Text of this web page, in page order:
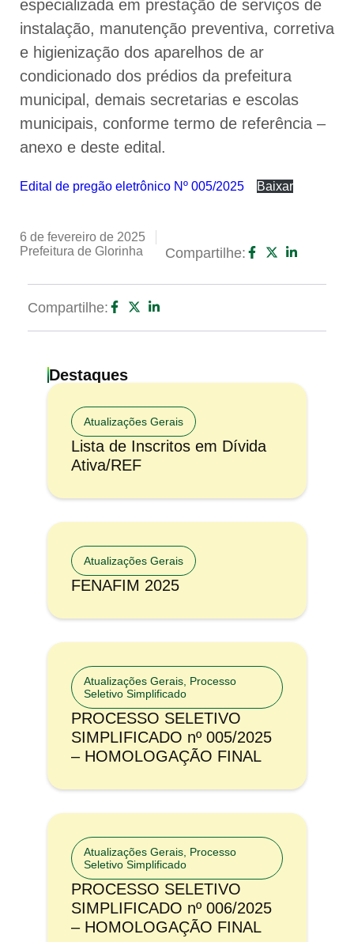
especializada em prestação de serviços de
instalação, manutenção preventiva, corretiva
e higienização dos aparelhos de ar
condicionado dos prédios da prefeitura
municipal, demais secretarias e escolas
municipais, conforme termo de referência –
anexo e deste edital.
Edital de pregão eletrônico Nº 005/2025 Baixar
6 de fevereiro de 2025
Prefeitura de Glorinha
Compartilhe:
Compartilhe:
Destaques
Atualizações Gerais
Lista de Inscritos em Dívida
Ativa/REF
Atualizações Gerais
FENAFIM 2025
Atualizações Gerais Processo
Seletivo Simplificado
PROCESSO SELETIVO
SIMPLIFICADO nº 005/2025
– HOMOLOGAÇÃO FINAL
Atualizações Gerais Processo
Seletivo Simplificado
PROCESSO SELETIVO
SIMPLIFICADO nº 006/2025
– HOMOLOGAÇÃO FINAL